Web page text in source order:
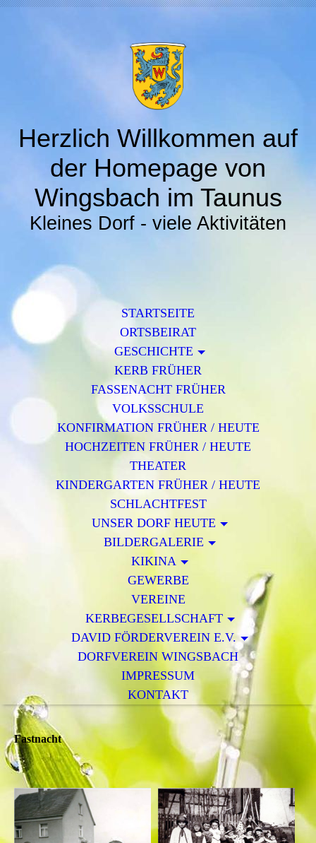
Herzlich Willkommen auf
der Homepage von
Wingsbach im Taunus
Kleines Dorf - viele Aktivitäten
STARTSEITE
ORTSBEIRAT
GESCHICHTE
KERB FRÜHER
FASSENACHT FRÜHER
VOLKSSCHULE
KONFIRMATION FRÜHER / HEUTE
HOCHZEITEN FRÜHER / HEUTE
THEATER
KINDERGARTEN FRÜHER / HEUTE
SCHLACHTFEST
UNSER DORF HEUTE
BILDERGALERIE
KIKINA
GEWERBE
VEREINE
KERBEGESELLSCHAFT
DAVID FÖRDERVEREIN E.V.
DORFVEREIN WINGSBACH
IMPRESSUM
KONTAKT
Fastnacht